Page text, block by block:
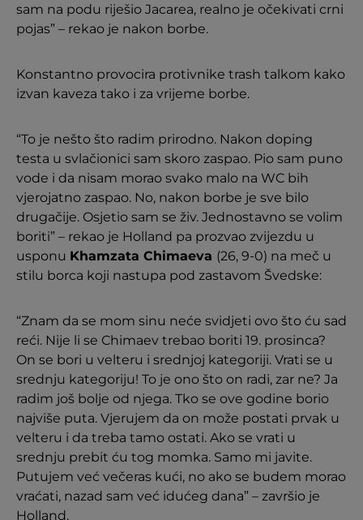
sam na podu riješio Jacarea, realno je očekivati crni
pojas” – rekao je nakon borbe.
Konstantno provocira protivnike trash talkom kako
izvan kaveza tako i za vrijeme borbe.
“To je nešto što radim prirodno. Nakon doping
testa u svlačionici sam skoro zaspao. Pio sam puno
vode i da nisam morao svako malo na WC bih
vjerojatno zaspao. No, nakon borbe je sve bilo
drugačije. Osjetio sam se živ. Jednostavno se volim
boriti” – rekao je Holland pa prozvao zvijezdu u
usponu Khamzata Chimaeva (26, 9-0) na meč u
stilu borca koji nastupa pod zastavom Švedske:
“Znam da se mom sinu neće svidjeti ovo što ću sad
reći. Nije li se Chimaev trebao boriti 19. prosinca?
On se bori u velteru i srednjoj kategoriji. Vrati se u
srednju kategoriju! To je ono što on radi, zar ne? Ja
radim još bolje od njega. Tko se ove godine borio
najviše puta. Vjerujem da on može postati prvak u
velteru i da treba tamo ostati. Ako se vrati u
srednju prebit ću tog momka. Samo mi javite.
Putujem već večeras kući, no ako se budem morao
vraćati, nazad sam već idućeg dana” – završio je
Holland.